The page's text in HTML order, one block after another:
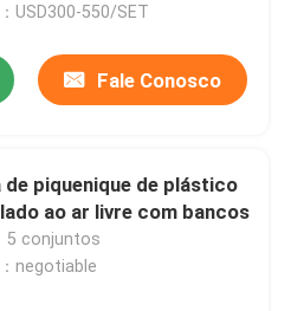
USD300-550/SET
Fale Conosco
de piquenique de plástico
ao ar livre com bancos
5 conjuntos
negotiable